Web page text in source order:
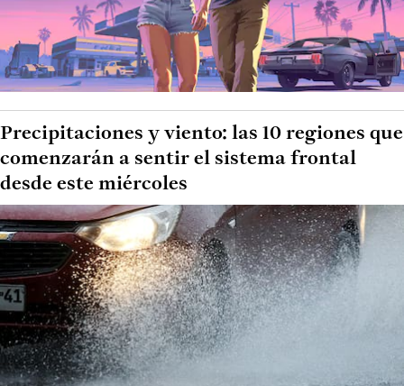
Precipitaciones y viento: las 10 regiones que
comenzarán a sentir el sistema frontal
desde este miércoles